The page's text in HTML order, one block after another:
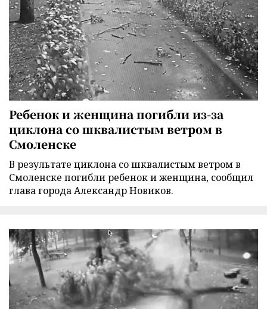
Ребенок и женщина погибли из-за
циклона со шквалистым ветром в
Смоленске
В результате циклона со шквалистым ветром в
Смоленске погибли ребенок и женщина, сообщил
глава города Александр Новиков.